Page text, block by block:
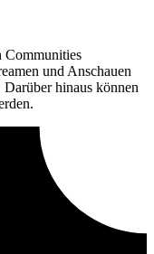
Communities
und Anschauen
hinaus können